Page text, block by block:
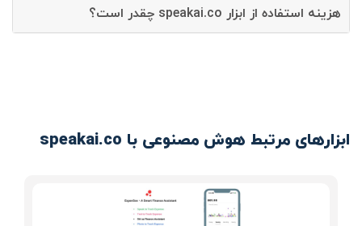
هزینه استفاده از ابزار speakai.co چقدر است؟
ابزارهای مرتبط هوش مصنوعی با speakai.co